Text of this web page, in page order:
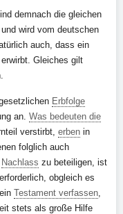
demnach die gleichen
wird vom deutschen
auch, dass ein
erwirbt. Gleiches gilt
Erbfolge
an. Was bedeuten die
verstirbt, erben in
folglich auch
Nachlass zu beteiligen, ist
erforderlich, obgleich es
ein Testament verfassen,
stets als große Hilfe